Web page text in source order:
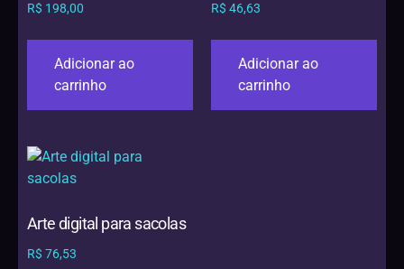
R$ 198,00
Adicionar ao
carrinho
R$ 46,63
Adicionar ao
carrinho
Arte digital para sacolas
R$ 76,53